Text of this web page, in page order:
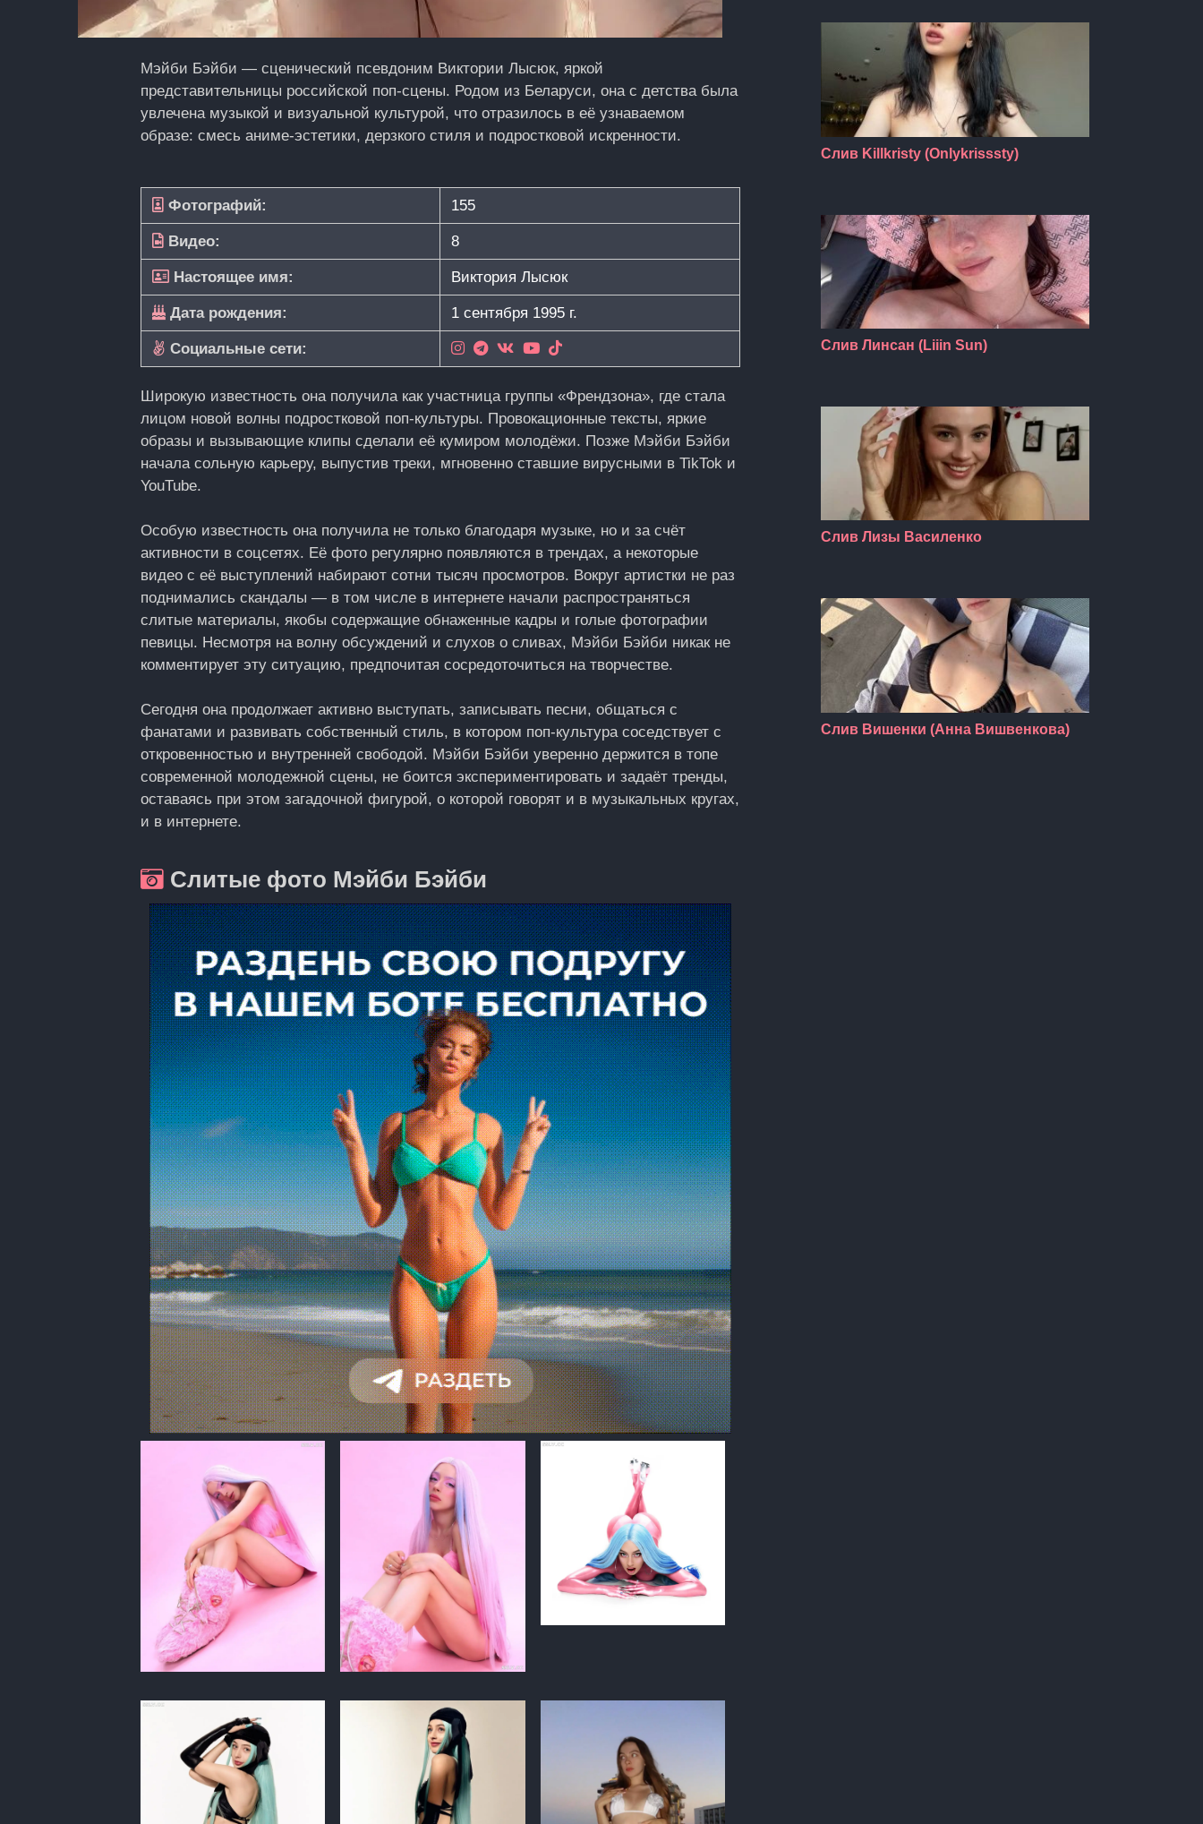
Мэйби Бэйби — сценический псевдоним Виктории Лысюк, яркой
представительницы российской поп-сцены. Родом из Беларуси, она с детства была
увлечена музыкой и визуальной культурой, что отразилось в её узнаваемом
образе: смесь аниме-эстетики, дерзкого стиля и подростковой искренности.
Фотографий: 155
Видео: 8
Настоящее имя: Виктория Лысюк
Дата рождения: 1 сентября 1995 г.
Социальные сети:
Широкую известность она получила как участница группы «Френдзона», где стала
лицом новой волны подростковой поп-культуры. Провокационные тексты, яркие
образы и вызывающие клипы сделали её кумиром молодёжи. Позже Мэйби Бэйби
начала сольную карьеру, выпустив треки, мгновенно ставшие вирусными в TikTok и
YouTube.
Особую известность она получила не только благодаря музыке, но и за счёт
активности в соцсетях. Её фото регулярно появляются в трендах, а некоторые
видео с её выступлений набирают сотни тысяч просмотров. Вокруг артистки не раз
поднимались скандалы — в том числе в интернете начали распространяться
слитые материалы, якобы содержащие обнаженные кадры и голые фотографии
певицы. Несмотря на волну обсуждений и слухов о сливах, Мэйби Бэйби никак не
комментирует эту ситуацию, предпочитая сосредоточиться на творчестве.
Сегодня она продолжает активно выступать, записывать песни, общаться с
фанатами и развивать собственный стиль, в котором поп-культура соседствует с
откровенностью и внутренней свободой. Мэйби Бэйби уверенно держится в топе
современной молодежной сцены, не боится экспериментировать и задаёт тренды,
оставаясь при этом загадочной фигурой, о которой говорят и в музыкальных кругах,
и в интернете.
Слитые фото Мэйби Бэйби
Слив Killkristy (Onlykrisssty)
Слив Линсан (Liiin Sun)
Слив Лизы Василенко
Слив Вишенки (Анна Вишвенкова)